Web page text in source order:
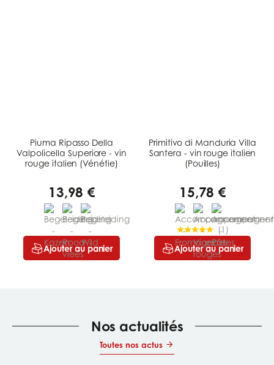
Piuma Ripasso Della
Valpolicella Superiore - vin
rouge italien (Vénétie)
13,98 €
Ajouter au panier
Primitivo di Manduria Villa
Santera - vin rouge italien
(Pouilles)
15,78 €
(1 )
Ajouter au panier
Nos actualités
Toutes nos actus